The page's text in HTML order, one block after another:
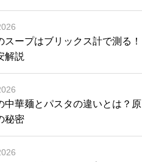
スープはブリックス計で測る！
解説
中華麺とパスタの違いとは？原
秘密